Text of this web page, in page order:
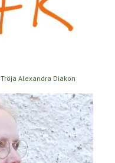
Tröja Alexandra Diakon